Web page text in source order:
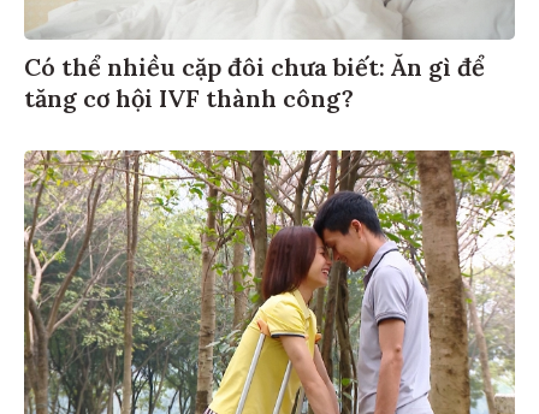
Có thể nhiều cặp đôi chưa biết: Ăn gì để
tăng cơ hội IVF thành công?